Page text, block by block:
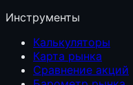
Инструменты
Калькуляторы
Карта рынка
Сравнение акций